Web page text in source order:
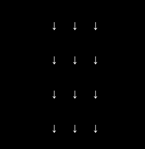
↓ ↓ ↓
↓ ↓ ↓
↓ ↓ ↓
↓ ↓ ↓